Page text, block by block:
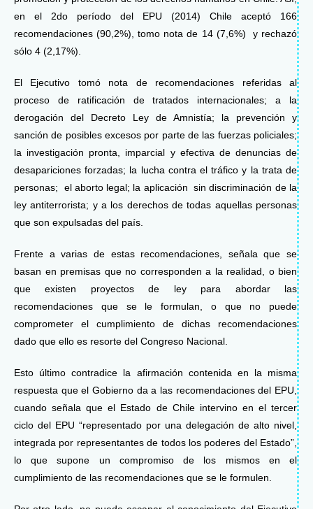
en el 2do período del EPU (2014) Chile aceptó 166
recomendaciones (90,2%), tomo nota de 14 (7,6%) y rechazó
sólo 4 (2,17%).
El Ejecutivo tomó nota de recomendaciones referidas al
proceso de ratificación de tratados internacionales; a la
derogación del Decreto Ley de Amnistía; la prevención y
sanción de posibles excesos por parte de las fuerzas policiales;
la investigación pronta, imparcial y efectiva de denuncias de
desapariciones forzadas; la lucha contra el tráfico y la trata de
personas; el aborto legal; la aplicación sin discriminación de la
ley antiterrorista; y a los derechos de todas aquellas personas
que son expulsadas del país.
Frente a varias de estas recomendaciones, señala que se
basan en premisas que no corresponden a la realidad, o bien
que existen proyectos de ley para abordar las
recomendaciones que se le formulan, o que no puede
comprometer el cumplimiento de dichas recomendaciones
dado que ello es resorte del Congreso Nacional.
Esto último contradice la afirmación contenida en la misma
respuesta que el Gobierno da a las recomendaciones del EPU,
cuando señala que el Estado de Chile intervino en el tercer
ciclo del EPU “representado por una delegación de alto nivel,
integrada por representantes de todos los poderes del Estado”,
lo que supone un compromiso de los mismos en el
cumplimiento de las recomendaciones que se le formulen.